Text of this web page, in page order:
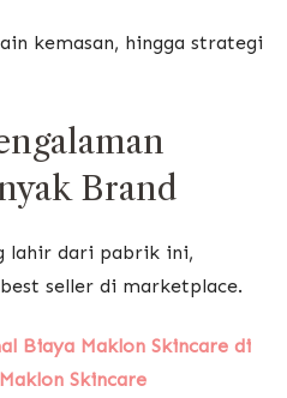
kemasan, hingga strategi
Brand
lahir dari pabrik ini,
seller di marketplace.
Biaya Maklon Skincare di
Skincare